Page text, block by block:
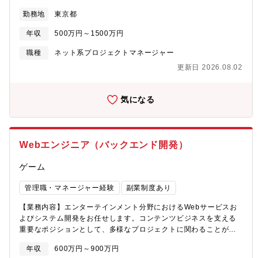
存プロダクトを成長させるだけでなく、新規プロダクトの開発に
もチャレンジできます。 医療業界はIT化が遅れている面があるた
め、優れたサービス投入によってゲームを変え、トッププレイヤ
ーになれる可能性があります。■既存プロダクトを成長させるため
計、開発、運用■仮説検証のためのアンケート、ユーザヒアリン
させるためのリード、設計、開発、運用の経験■新規プロダクトの
発案、リード、設計、開発、運用の経験■仮説検証のためのアンケ
ート、ユーザヒアリング、データ分析の経験【組織構成】プロダ
クトチームはサービス／プロダクトごとにビジネスサイド、プロ
ダクトマネージャー、エンジニア、デザイナー、QAを含めて平均
10名～20名程度でひとりひとりの裁量も大きい、機動力の高いチ
ーム編成になっています。【開発環境】チームにより最適なツー
ルを選択しています。（AdobeXD、JIRA/Redmine等。Slack、
confluenceは共通）【参考情報】
https://www.m3tech.blog/entry/tips-for-pdm-take-
overhttps://www.m3tech.blog/entry/whats-benefits-that-vpoe-
has-product-management-skills-
2019https://www.m3tech.blog/entry/sofutowea-first-
2019https://2019.pmconf.jp/sessions/2019/11/12/S1-022/
勤務地 東京都
年収 500万円～1500万円
職種
ネット系プロジェクトマネージャー
更新日 2026.08.02
気になる
Webエンジニア（バックエンド開発）
ゲーム
管理職・マネージャー経験 副業制度あり
【業務内容】エンターテインメント分野におけるWebサービスお
よびシステム開発をお任せします。コンテンツビジネスを支える
重要なポジションとして、多様なプロジェクトに関わることがで
発・運用■オンラインゲームの公式サイトおよび運営支援ツールの
年収 600万円～900万円